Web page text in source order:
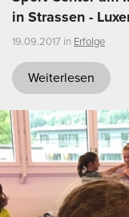
in Strassen -
19.09.2017 in Erfolge
Weiterlesen